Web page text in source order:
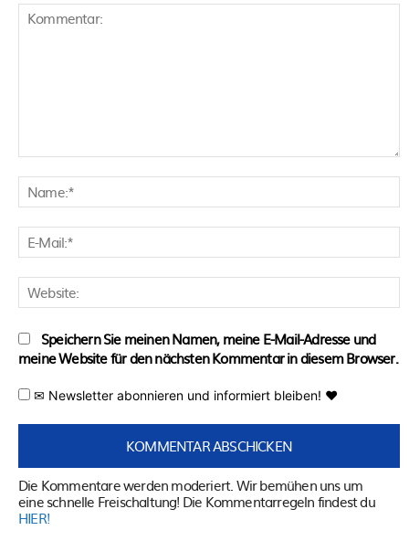
Speichern Sie meinen Namen, meine E-Mail-Adresse und
meine Website für den nächsten Kommentar in diesem Browser.
✉ Newsletter abonnieren und informiert bleiben! ♥
Die Kommentare werden moderiert. Wir bemühen uns um
eine schnelle Freischaltung! Die Kommentarregeln findest du
HIER!